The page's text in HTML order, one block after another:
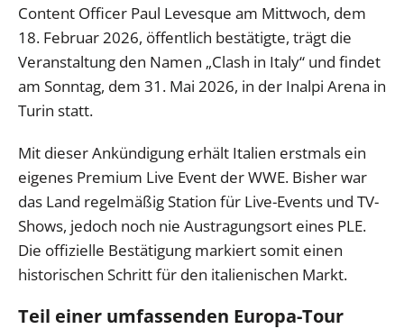
Content Officer Paul Levesque am Mittwoch, dem
18. Februar 2026, öffentlich bestätigte, trägt die
Veranstaltung den Namen „Clash in Italy“ und findet
am Sonntag, dem 31. Mai 2026, in der Inalpi Arena in
Turin statt.
Mit dieser Ankündigung erhält Italien erstmals ein
eigenes Premium Live Event der WWE. Bisher war
das Land regelmäßig Station für Live-Events und TV-
Shows, jedoch noch nie Austragungsort eines PLE.
Die offizielle Bestätigung markiert somit einen
historischen Schritt für den italienischen Markt.
Teil einer umfassenden Europa-Tour